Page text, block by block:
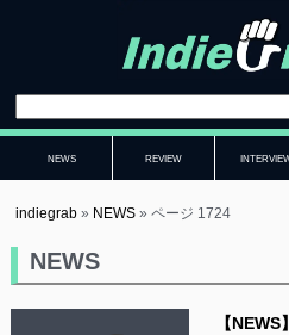
NEWS REVIEW
indiegrab » NEWS »ページ 1724
NEWS
【